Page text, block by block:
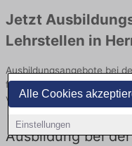
Alle Cookies
Einstellungen
Jetzt
Lehrstellen in
Ausbildungsangebote bei
finden Sie von namhaften
von Top-Arbeitgebern und
Ausbildung bei